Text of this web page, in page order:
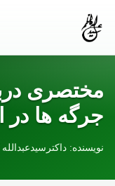
مختصری
جرگه ها در
نویسنده: داکترسیدعبدالله کاظم |